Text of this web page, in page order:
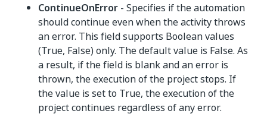
ContinueOnError - Specifies if the automation
should continue even when the activity throws
an error. This field supports Boolean values
(True, False) only. The default value is False. As
a result, if the field is blank and an error is
thrown, the execution of the project stops. If
the value is set to True, the execution of the
project continues regardless of any error.